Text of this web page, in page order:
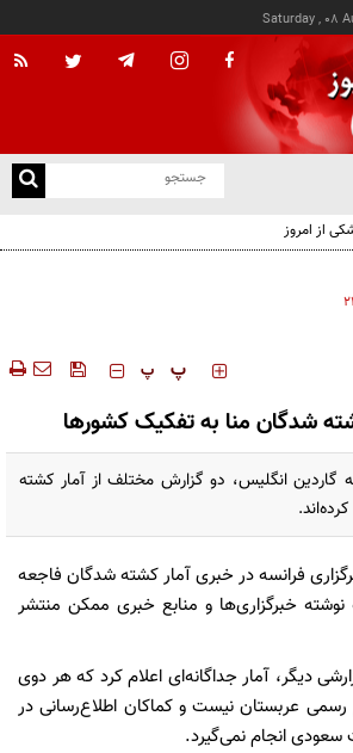
Saturday , 08
از امروز
‍‍‍ پ پ
شدگان منا به تفکیک کشورها
گاردین انگلیس، دو گزارش مختلف از آمار کشته
فرانسه در خبری آمار کشته شدگان فاجعه
نوشته خبرگزاری‌ها و منابع خبری ممکن منتشر
دیگر، آمار جداگانه‌ای اعلام کرد که هر دوی
رسمی عربستان نیست و کماکان اطلاع‌رسانی در
سعودی انجام نمی‌گیرد.